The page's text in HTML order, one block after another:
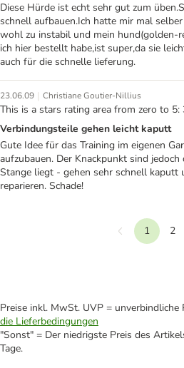
Diese Hürde ist echt sehr gut zum
schnell aufbauen.Ich hatte mir mal
wohl zu instabil und mein hund(golden-
ich hier bestellt habe,ist super,da sie
auch für die schnelle lieferung.
23.06.09 | Christiane Goutier-Nillius
This is a stars rating area from zero to 5:
Verbindungsteile gehen leicht kaputt
Gute Idee für das Training im eigenen
aufzubauen. Der Knackpunkt sind
Stange liegt - gehen sehr schnell kaputt
reparieren. Schade!
Vorherige
1
2
Preise inkl. MwSt. UVP = unverbindliche
die Lieferbedingungen
"Sonst" = Der niedrigste Preis des
Tage.